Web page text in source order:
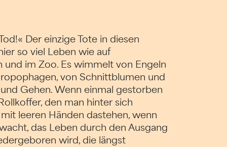
Der einzige Tote in diesen
so viel Leben wie auf
im Zoo. Es wimmelt von Engeln
von Schnittblumen und
Gehen. Wenn einmal gestorben
den man hinter sich
leeren Händen dastehen, wenn
das Leben durch den Ausgang
wird, die längst